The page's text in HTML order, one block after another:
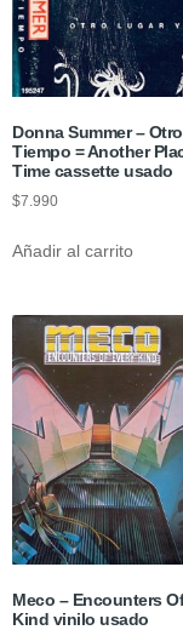
Donna Summer –
Tiempo = Another
Time cassette usado
$7.990
Añadir al carrito
Meco – Encounters
Kind vinilo usado